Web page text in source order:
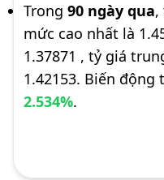
Trong 90 ngày qua,
mức cao nhất là
1.37871 , tỷ giá
1.42153. Biến
2.534%.